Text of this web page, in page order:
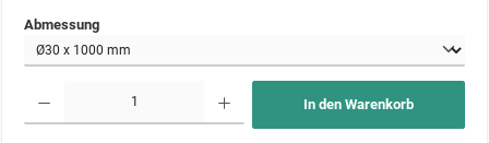
Abmessungauswählen
In den Warenkorb